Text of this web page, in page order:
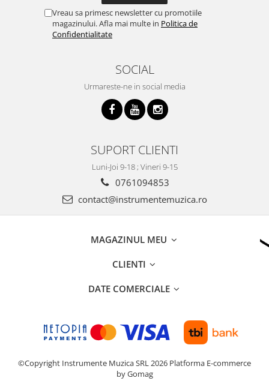
Vreau sa primesc newsletter cu promotiile
magazinului. Afla mai multe in Politica de
Confidentialitate
SOCIAL
Urmareste-ne in social media
SUPORT CLIENTI
Luni-Joi 9-18 ; Vineri 9-15
0761094853
contact@instrumentemuzica.ro
MAGAZINUL MEU
CLIENTI
DATE COMERCIALE
©Copyright Instrumente Muzica SRL 2026 Platforma E-commerce
by Gomag